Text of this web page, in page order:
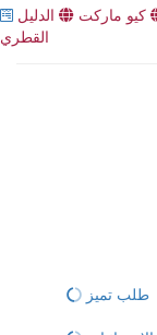
كيو ماركت
الدليل
القطري
طلب تميز